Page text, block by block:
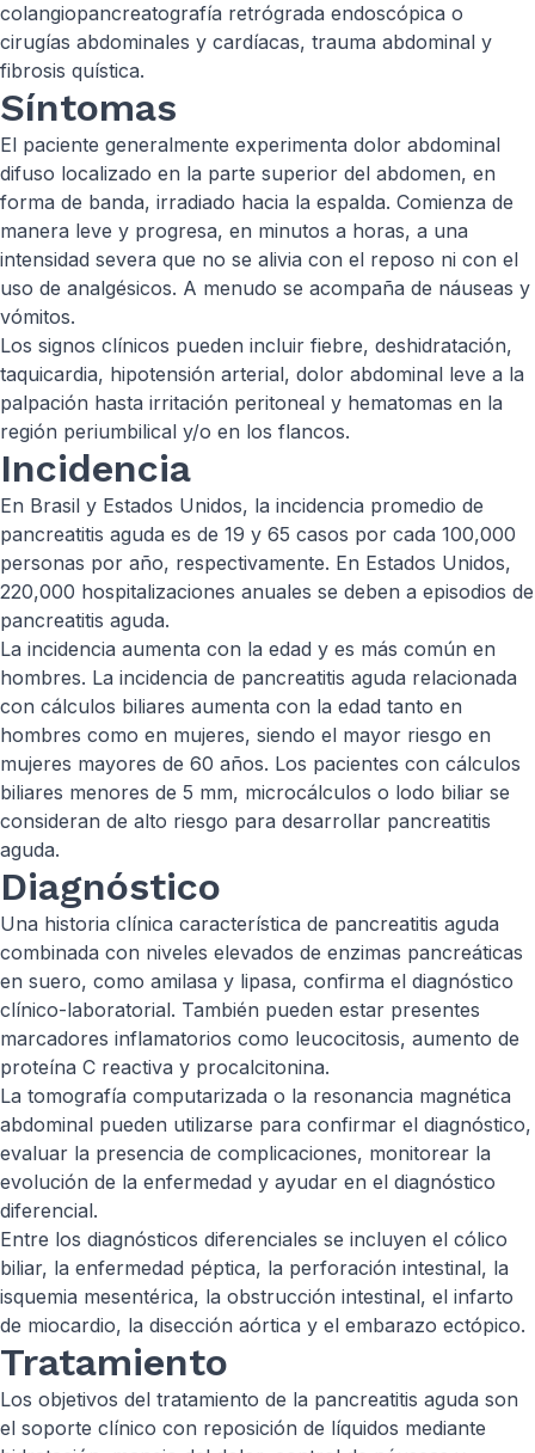
colangiopancreatografía retrógrada endoscópica o
cirugías abdominales y cardíacas, trauma abdominal y
fibrosis quística.
Síntomas
El paciente generalmente experimenta dolor abdominal
difuso localizado en la parte superior del abdomen, en
forma de banda, irradiado hacia la espalda. Comienza de
manera leve y progresa, en minutos a horas, a una
intensidad severa que no se alivia con el reposo ni con el
uso de analgésicos. A menudo se acompaña de náuseas y
vómitos.
Los signos clínicos pueden incluir fiebre, deshidratación,
taquicardia, hipotensión arterial, dolor abdominal leve a la
palpación hasta irritación peritoneal y hematomas en la
región periumbilical y/o en los flancos.
Incidencia
En Brasil y Estados Unidos, la incidencia promedio de
pancreatitis aguda es de 19 y 65 casos por cada 100,000
personas por año, respectivamente. En Estados Unidos,
220,000 hospitalizaciones anuales se deben a episodios de
pancreatitis aguda.
La incidencia aumenta con la edad y es más común en
hombres. La incidencia de pancreatitis aguda relacionada
con cálculos biliares aumenta con la edad tanto en
hombres como en mujeres, siendo el mayor riesgo en
mujeres mayores de 60 años. Los pacientes con cálculos
biliares menores de 5 mm, microcálculos o lodo biliar se
consideran de alto riesgo para desarrollar pancreatitis
aguda.
Diagnóstico
Una historia clínica característica de pancreatitis aguda
combinada con niveles elevados de enzimas pancreáticas
en suero, como amilasa y lipasa, confirma el diagnóstico
clínico-laboratorial. También pueden estar presentes
marcadores inflamatorios como leucocitosis, aumento de
proteína C reactiva y procalcitonina.
La tomografía computarizada o la resonancia magnética
abdominal pueden utilizarse para confirmar el diagnóstico,
evaluar la presencia de complicaciones, monitorear la
evolución de la enfermedad y ayudar en el diagnóstico
diferencial.
Entre los diagnósticos diferenciales se incluyen el cólico
biliar, la enfermedad péptica, la perforación intestinal, la
isquemia mesentérica, la obstrucción intestinal, el infarto
de miocardio, la disección aórtica y el embarazo ectópico.
Tratamiento
Los objetivos del tratamiento de la pancreatitis aguda son
el soporte clínico con reposición de líquidos mediante